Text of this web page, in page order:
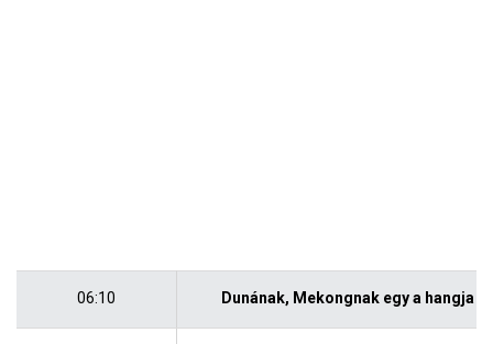
06:10 Dunának, Mekongnak egy a hangja